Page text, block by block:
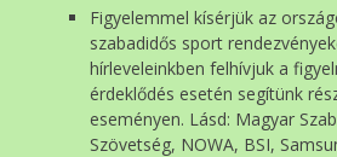
Figyelemmel kísérjük az
szabadidős sport
hírleveleinkben felhívjuk a
érdeklődés esetén segítünk
eseményen. Lásd: Magyar
Szövetség, NOWA, BSI,